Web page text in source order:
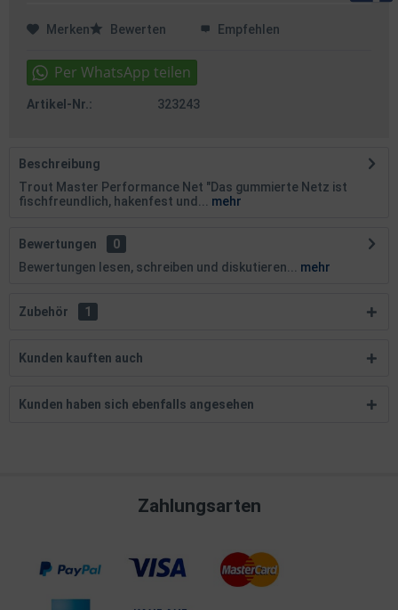
Merken Bewerten Empfehlen
Artikel-Nr.: 323243
Beschreibung
Trout Master Performance Net "Das gummierte Netz ist
fischfreundlich, hakenfest und...
mehr
Bewertungen
0
Bewertungen lesen, schreiben und diskutieren...
mehr
Zubehör 1
Kunden kauften auch
Kunden haben sich ebenfalls angesehen
Zahlungsarten